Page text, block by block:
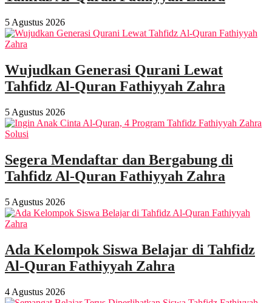
5 Agustus 2026
Wujudkan Generasi Qurani Lewat
Tahfidz Al-Quran Fathiyyah Zahra
5 Agustus 2026
Segera Mendaftar dan Bergabung di
Tahfidz Al-Quran Fathiyyah Zahra
5 Agustus 2026
Ada Kelompok Siswa Belajar di Tahfidz
Al-Quran Fathiyyah Zahra
4 Agustus 2026